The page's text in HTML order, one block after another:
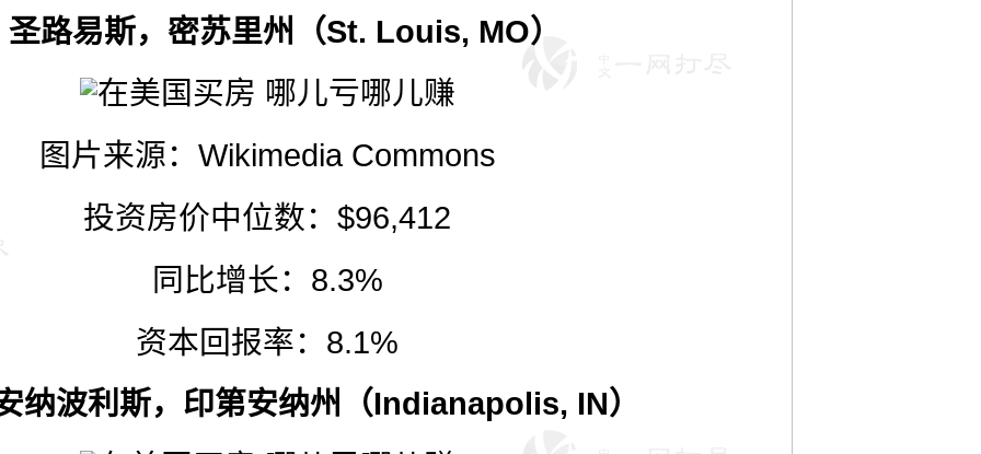
圣路易斯，密苏里州（St. Louis, MO）
图片来源： Wikimedia Commons
投资房价中位数：$96,412
同比增长：8.3%
资本回报率：8.1%
纳波利斯， 印第安纳州 （Indianapolis, IN）